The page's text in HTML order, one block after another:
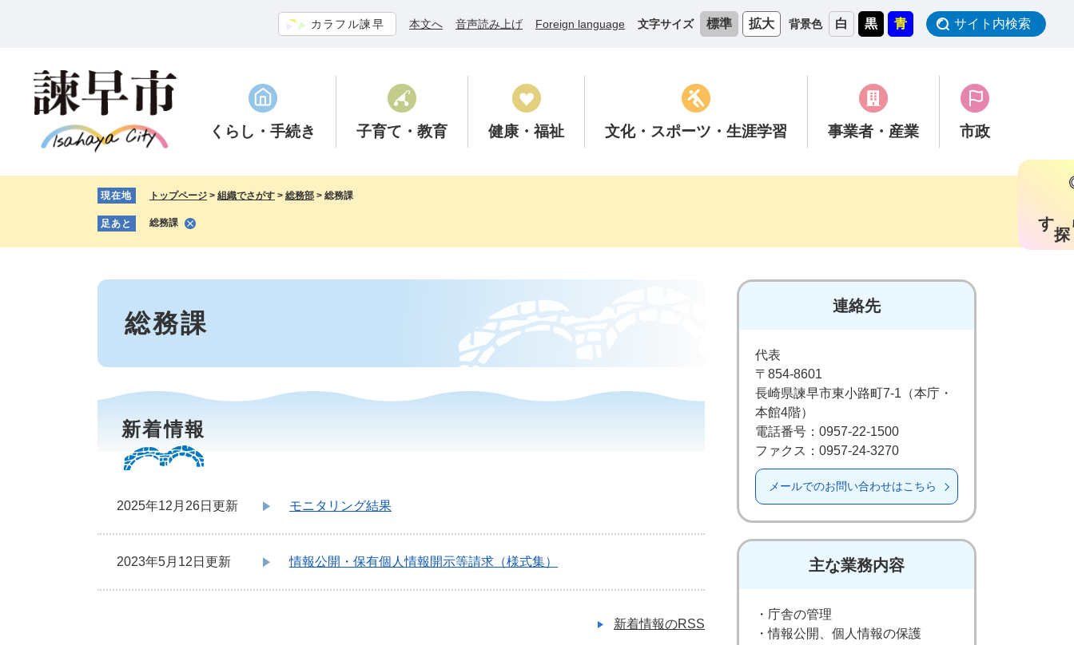
カラフル諫早 本文へ 音声読み上げ Foreign language 文字サイズ 標準 拡大 背景色 白 黒 青 サイト内検索
くらし ・手続き 子育て ・教育 健康 ・福祉 文化・スポーツ ・生涯学習 事業者 ・産業 市政
す
現在地 トップページ > 組織でさがす > 総務部 > 総務課
足あと 総務課
本
総務課
新着情報
2025年12月26日更新 モニタリング結果
2023年5月12日更新 情報公開・保有個人情報開示等請求（様式集）
新着情報のRSS
連絡先
代表
〒854-8601
長崎県諫早市東小路町7-1（本庁・
本館4階）
電話番号：0957-22-1500
ファクス：0957-24-3270
メールでのお問い合わせはこちら
主な業務内容
・庁舎の管理
・情報公開、個人情報の保護